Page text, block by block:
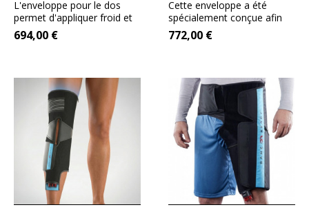
L'enveloppe pour le dos
permet d'appliquer froid et
pression sur la ceinture...
694,00 €
Cette enveloppe a été
spécialement conçue afin
d'appliquer froid et...
772,00 €